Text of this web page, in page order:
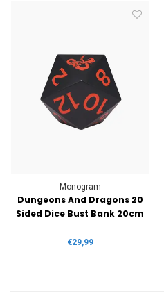
Monogram
Dungeons And Dragons 20
Sided Dice Bust Bank 20cm
€29,99